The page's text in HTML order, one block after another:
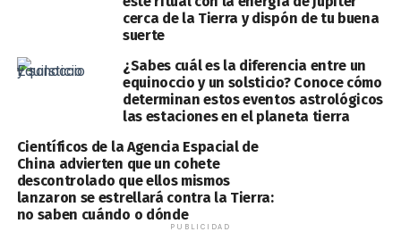
cerca de la Tierra y dispón de tu buena
suerte
¿Sabes cuál es la diferencia entre un
equinoccio y un solsticio? Conoce cómo
determinan estos eventos astrológicos
las estaciones en el planeta tierra
Científicos de la Agencia Espacial de
China advierten que un cohete
descontrolado que ellos mismos
lanzaron se estrellará contra la Tierra:
no saben cuándo o dónde
PUBLICIDAD